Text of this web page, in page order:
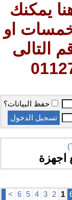
يمكنك
او
التالى
حفظ البيانات؟
اجهزة
1
2
3
4
5
6
>